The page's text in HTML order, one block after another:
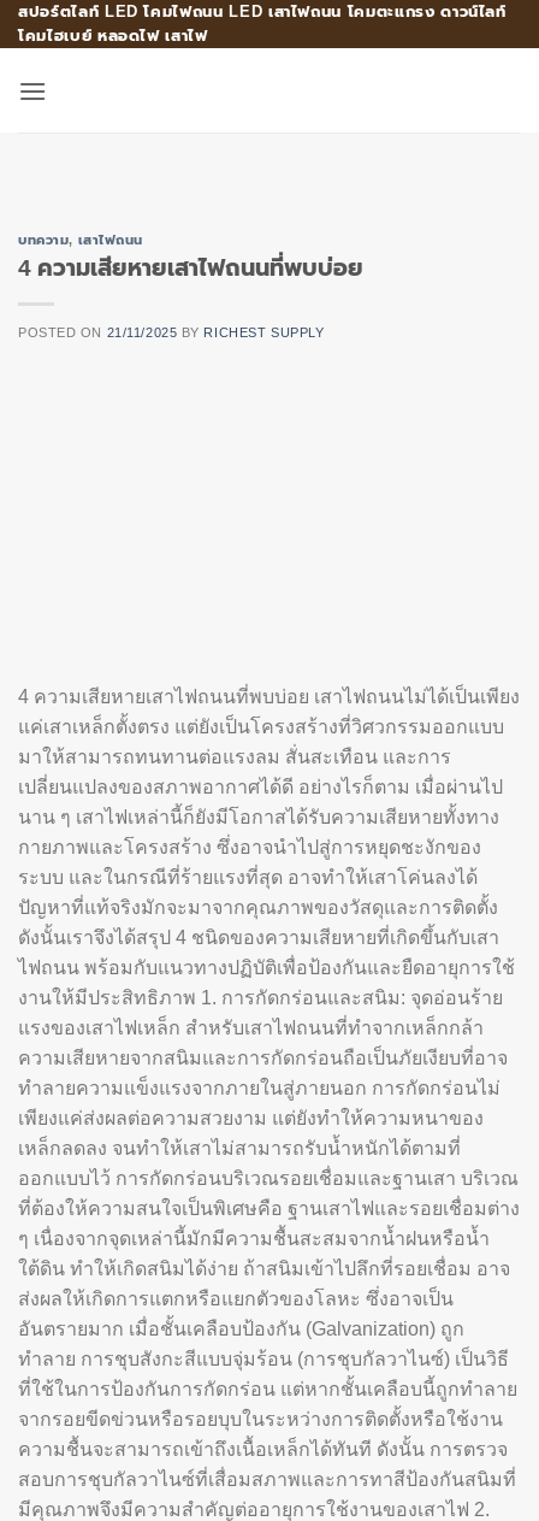
Skip
to
สปอร์ตไลท์ LED โคมไฟถนน LED เสาไฟถนน โคมตะแกรง ดาวน์ไลท์
โคมไฮเบย์ หลอดไฟ เสาไฟ
บทความ, เสาไฟถนน
4 ความเสียหายเสาไฟถนนที่พบบ่อย
POSTED ON 21/11/2025 BY RICHEST SUPPLY
4 ความเสียหายเสาไฟถนนที่พบบ่อย เสาไฟถนนไม่ได้เป็นเพียง
แค่เสาเหล็กตั้งตรง แต่ยังเป็นโครงสร้างที่วิศวกรรมออกแบบ
มาให้สามารถทนทานต่อแรงลม สั่นสะเทือน และการ
เปลี่ยนแปลงของสภาพอากาศได้ดี อย่างไรก็ตาม เมื่อผ่านไป
นาน ๆ เสาไฟเหล่านี้ก็ยังมีโอกาสได้รับความเสียหายทั้งทาง
กายภาพและโครงสร้าง ซึ่งอาจนำไปสู่การหยุดชะงักของ
ระบบ และในกรณีที่ร้ายแรงที่สุด อาจทำให้เสาโค่นลงได้
ปัญหาที่แท้จริงมักจะมาจากคุณภาพของวัสดุและการติดตั้ง
ดังนั้นเราจึงได้สรุป 4 ชนิดของความเสียหายที่เกิดขึ้นกับเสา
ไฟถนน พร้อมกับแนวทางปฏิบัติเพื่อป้องกันและยืดอายุการใช้
งานให้มีประสิทธิภาพ 1. การกัดกร่อนและสนิม: จุดอ่อนร้าย
แรงของเสาไฟเหล็ก สำหรับเสาไฟถนนที่ทำจากเหล็กกล้า
ความเสียหายจากสนิมและการกัดกร่อนถือเป็นภัยเงียบที่อาจ
ทำลายความแข็งแรงจากภายในสู่ภายนอก การกัดกร่อนไม่
เพียงแค่ส่งผลต่อความสวยงาม แต่ยังทำให้ความหนาของ
เหล็กลดลง จนทำให้เสาไม่สามารถรับน้ำหนักได้ตามที่
ออกแบบไว้ การกัดกร่อนบริเวณรอยเชื่อมและฐานเสา บริเวณ
ที่ต้องให้ความสนใจเป็นพิเศษคือ ฐานเสาไฟและรอยเชื่อมต่าง
ๆ เนื่องจากจุดเหล่านี้มักมีความชื้นสะสมจากน้ำฝนหรือน้ำ
ใต้ดิน ทำให้เกิดสนิมได้ง่าย ถ้าสนิมเข้าไปลึกที่รอยเชื่อม อาจ
ส่งผลให้เกิดการแตกหรือแยกตัวของโลหะ ซึ่งอาจเป็น
อันตรายมาก เมื่อชั้นเคลือบป้องกัน (Galvanization) ถูก
ทำลาย การชุบสังกะสีแบบจุ่มร้อน (การชุบกัลวาไนซ์) เป็นวิธี
ที่ใช้ในการป้องกันการกัดกร่อน แต่หากชั้นเคลือบนี้ถูกทำลาย
จากรอยขีดข่วนหรือรอยบุบในระหว่างการติดตั้งหรือใช้งาน
ความชื้นจะสามารถเข้าถึงเนื้อเหล็กได้ทันที ดังนั้น การตรวจ
สอบการชุบกัลวาไนซ์ที่เสื่อมสภาพและการทาสีป้องกันสนิมที่
มีคุณภาพจึงมีความสำคัญต่ออายุการใช้งานของเสาไฟ 2.